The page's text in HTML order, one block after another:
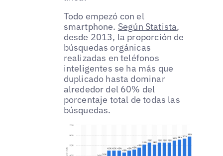
Todo empezó con el
smartphone. Según Statista,
desde 2013, la proporción de
búsquedas orgánicas
realizadas en teléfonos
inteligentes se ha más que
duplicado hasta dominar
alrededor del 60% del
porcentaje total de todas las
búsquedas.